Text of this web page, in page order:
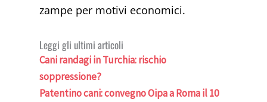
zampe per motivi economici.
Leggi gli ultimi articoli
Cani randagi in Turchia: rischio
soppressione?
Patentino cani: convegno Oipa a Roma il 10